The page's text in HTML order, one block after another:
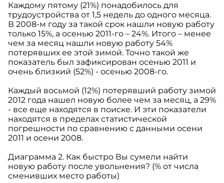
Каждому пятому (21%) понадобилось для
трудоустройства от 1,5 недель до одного месяца.
В 2008-м году за такой срок нашли новую работу
только 15%, а осенью 2011-го – 24%. Итого – менее
чем за месяц нашли новую работу 54%
потерявших ее этой зимой. Точно такой же
показатель был зафиксирован осенью 2011 и
очень близкий (52%) - осенью 2008-го.
Каждый восьмой (12%) потерявший работу зимой
2012 года нашел новую более чем за месяц, а 29%
- все еще находятся в поиске. И эти показатели
находятся в пределах статистической
погрешности по сравнению с данными осени
2011 и осени 2008.
Диаграмма 2. Как быстро Вы сумели найти
новую работу после увольнения? (% от числа
сменивших место работы)